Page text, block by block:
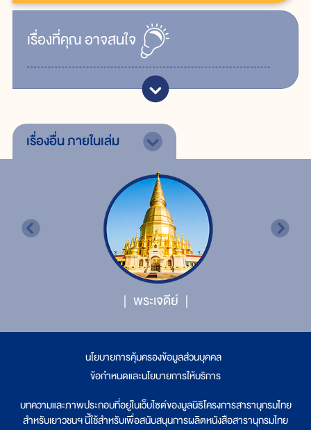
เรื่ิองที่คุณอาจสนใจ
เรื่องอื่นภายในเล่ม
พระเจดีย์
นโยบายการคุ้มครองข้อมูลส่วนบุคคล
ข้อกำหนดและนโยบายการให้บริการ
บทความและภาพประกอบที่อยู่ในเว็บไซต์ของมูลนิธิโครงการสารานุกรมไทย
สำหรับเยาวชนฯ นี้ใช้สำหรับเพื่อสนับสนุนการผลิตหนังสือสารานุกรมไทย